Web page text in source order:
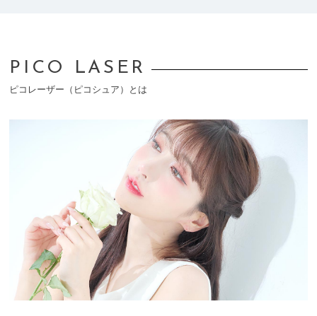
PICO LASER
ピコレーザー（ピコシュア）とは